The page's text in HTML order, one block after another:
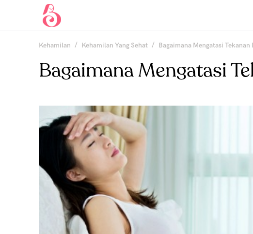
Kehamilan / Kehamilan Yang Sehat / Bagaimana Mengatasi
Bagaimana Mengatasi